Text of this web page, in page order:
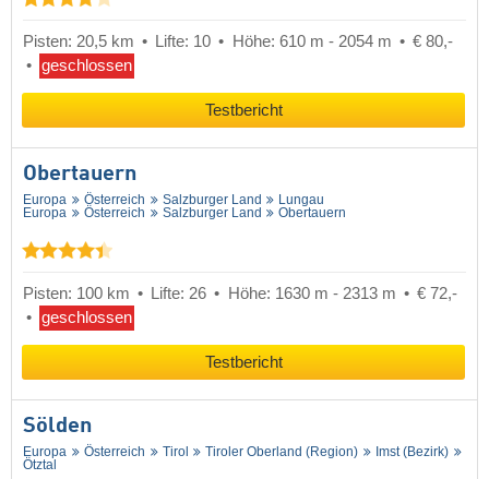
Pisten: 20,5 km Lifte: 10 Höhe: 610 m - 2054 m
€ 80,-
geschlossen
Testbericht
Obertauern
Europa Österreich Salzburger Land
Lungau
Europa
Österreich Salzburger Land Obertauern
Pisten: 100 km Lifte: 26 Höhe: 1630 m - 2313 m
€ 72,-
geschlossen
Testbericht
Sölden
Europa Österreich Tirol Tiroler Oberland (Region)
Imst (Bezirk)
Ötztal